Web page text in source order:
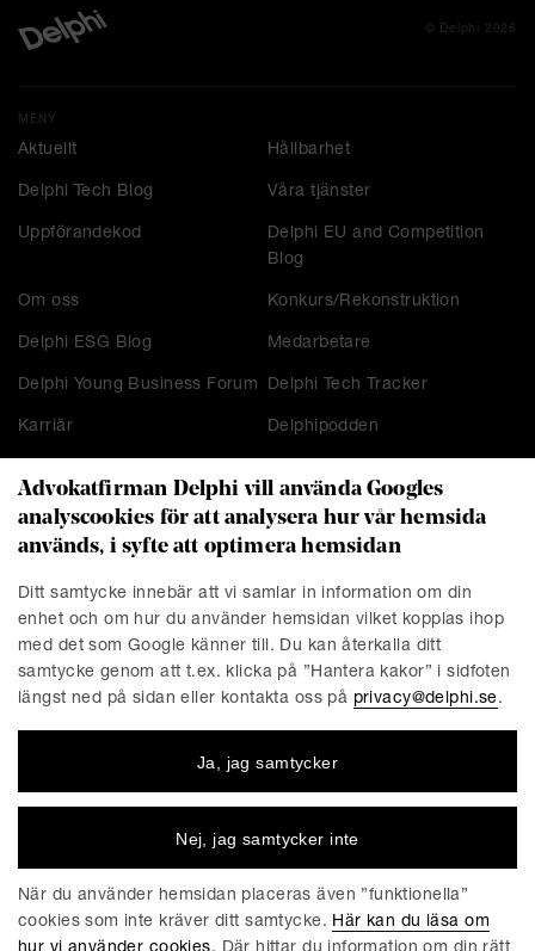
© Delphi 2026
MENY
Aktuellt Hållbarhet
Delphi Tech Blog Våra tjänster
Uppförandekod
Delphi EU and Competition
Blog
Om oss Konkurs/Rekonstruktion
Delphi ESG Blog Medarbetare
Delphi Young Business Forum Delphi Tech Tracker
Karriär Delphipodden
KONTAKT
Stockholm Malmö
Presskontakt Göteborg
Linköping
Advokatfirman Delphi är en progressiv affärsjuridisk
advokatbyrå med erkända specialister inom de flesta av
varav ungefär 150 jurister. Våra kontor finns i Stockholm,
Advokatfirman Delphi vill använda Googles
analyscookies för att analysera hur vår hemsida
används, i syfte att optimera hemsidan
Ditt samtycke innebär att vi samlar in information om din
enhet och om hur du använder hemsidan vilket kopplas ihop
med det som Google känner till. Du kan återkalla ditt
samtycke genom att t.ex. klicka på ”Hantera kakor” i sidfoten
längst ned på sidan eller kontakta oss på privacy@delphi.se.
Ja, jag samtycker
Nej, jag samtycker inte
När du använder hemsidan placeras även ”funktionella”
cookies som inte kräver ditt samtycke. Här kan du läsa om